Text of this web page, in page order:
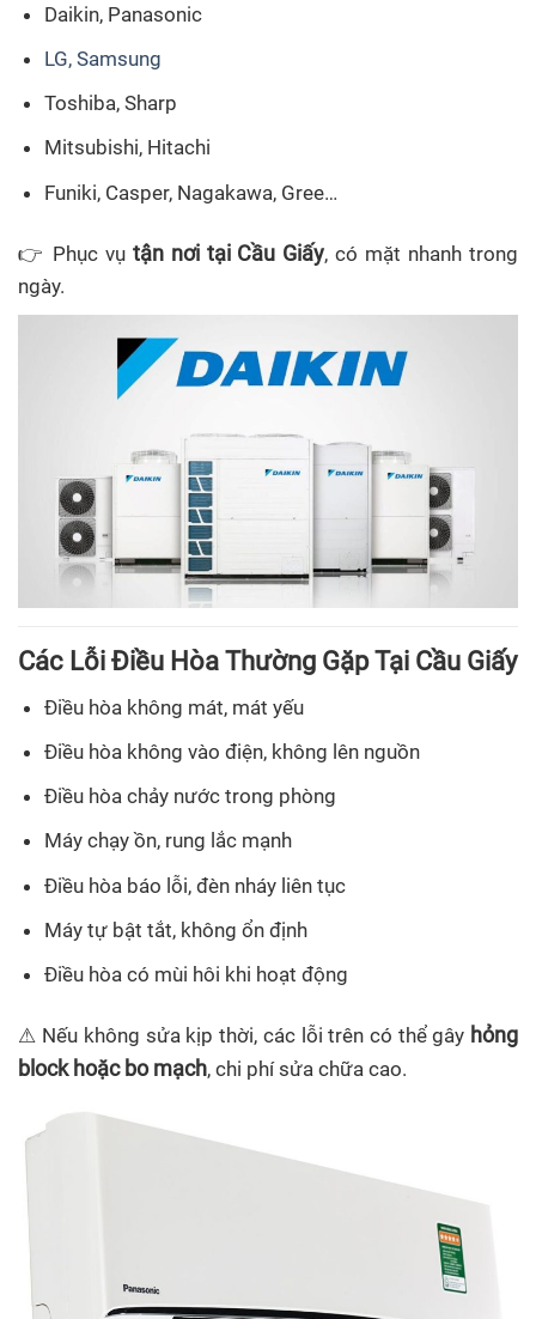
Daikin, Panasonic
LG, Samsung
Toshiba, Sharp
Mitsubishi, Hitachi
Funiki, Casper, Nagakawa, Gree…
👉 Phục vụ tận nơi tại Cầu Giấy, có mặt nhanh trong
ngày.
Các Lỗi Điều Hòa Thường Gặp Tại Cầu Giấy
Điều hòa không mát, mát yếu
Điều hòa không vào điện, không lên nguồn
Điều hòa chảy nước trong phòng
Máy chạy ồn, rung lắc mạnh
Điều hòa báo lỗi, đèn nháy liên tục
Máy tự bật tắt, không ổn định
Điều hòa có mùi hôi khi hoạt động
⚠ Nếu không sửa kịp thời, các lỗi trên có thể gây hỏng
block hoặc bo mạch, chi phí sửa chữa cao.